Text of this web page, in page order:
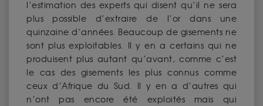
l’estimation des experts qui disent qu’il ne sera
plus possible d’extraire de l’or dans une
quinzaine d’années. Beaucoup de gisements ne
sont plus exploitables. Il y en a certains qui ne
produisent plus autant qu’avant, comme c’est
le cas des gisements les plus connus comme
ceux d’Afrique du Sud. Il y en a d’autres qui
n’ont pas encore été exploités mais qui